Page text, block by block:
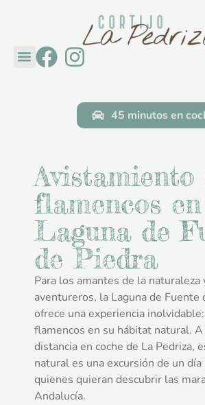
45 minutos en
Avistamiento
flamencos
Laguna de
de Piedra
Para los amantes de la naturaleza
aventureros, la Laguna de Fuente
ofrece una experiencia
flamencos en su hábitat natural. A
distancia en coche de La Pedriza,
natural es una excursión de un
quienes quieran descubrir las
Andalucía.